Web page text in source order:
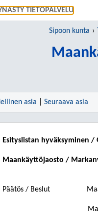
TIETOPALVELU
Sipoon kunta
asia Seuraava asia
Esityslistan hyväksyminen
Maankäyttöjaosto /
Päätös / Beslut